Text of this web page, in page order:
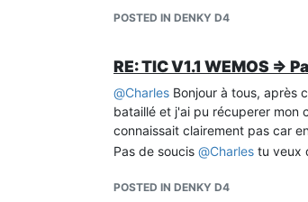
      "BBRHCJB": 23225420,
      "BBRHPJW": 4460,
      "BBRHPJR": 0,
      "PTEC": "HCJB",
      "DEMAIN": "BLAN",
      "IINST": 2,
      "IMAX": 16,
      "HHPHC": "Y",
POSTED IN DENKY D4
RE: TIC V1.1 WEMOS =>
@Charles Bonjour à tous, après
bataillé et j'ai pu récuperer mon
connaissait clairement pas car
Pas de soucis @Charles tu veux
POSTED IN DENKY D4